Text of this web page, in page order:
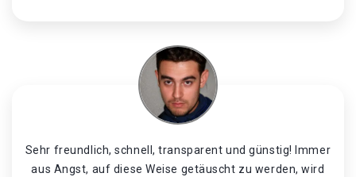
Sehr freundlich, schnell, transparent und günstig! Immer
aus Angst, auf diese Weise getäuscht zu werden, wird